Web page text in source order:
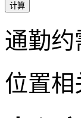
通勤约
位置